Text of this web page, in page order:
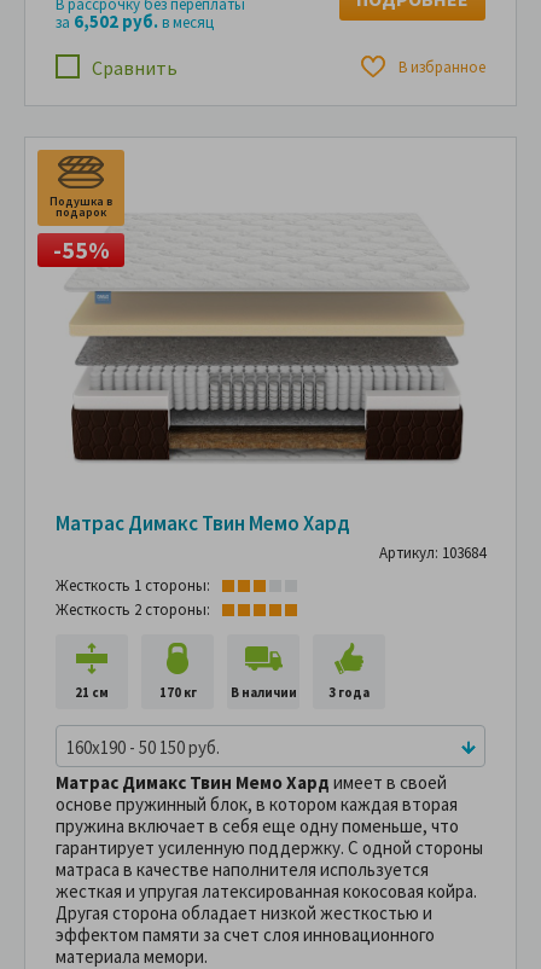
Сравнить В избранное
В рассрочку без переплаты
за 6,502 руб.в месяц
Подушка в
подарок
-55%
Матрас Димакс Твин Мемо Хард
Артикул: 103684
Жесткость 1 стороны:
Жесткость 2 стороны:
21 см 170 кг В наличии 3 года
160x190 - 50 150 руб.
Матрас Димакс Твин Мемо Хард имеет в своей
основе пружинный блок, в котором каждая вторая
пружина включает в себя еще одну поменьше, что
гарантирует усиленную поддержку. С одной стороны
матраса в качестве наполнителя используется
жесткая и упругая латексированная кокосовая койра.
Другая сторона обладает низкой жесткостью и
эффектом памяти за счет слоя инновационного
материала мемори.